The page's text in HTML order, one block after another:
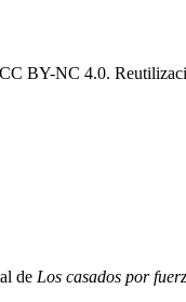
BY-NC 4.0.
de Los casados por